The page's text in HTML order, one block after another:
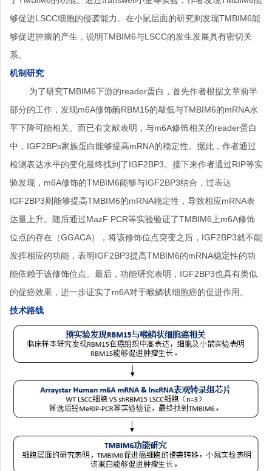
够促进LSCC细胞的侵袭能力。在小鼠层面的研究则发现TMBIM6能
够促进肿瘤的产生，说明TMBIM6与LSCC的发生发展具有密切关
系。
机制研究
为了研究TMBIM6下游的reader蛋白，首先作者根据文章前半
部分的工作，发现m6A修饰酶RBM15的敲低与TMBIM6的mRNA水
平下降可能相关。而已有文献表明，与m6A修饰相关的reader蛋白
中，IGF2BPs家族蛋白能够提高mRNA的稳定性。据此，作者通过
检测表达水平的变化最终找到了IGF2BP3。接下来作者通过RIP等实
验发现，m6A修饰的TMBIM6能够与IGF2BP3结合，过表达
IGF2BP3则能够提高TMBIM6的mRNA稳定性，导致相应mRNA表
达量上升。随后通过MazF PCR等实验验证了TMBIM6上m6A修饰
位点的存在（GGACA），将该修饰位点突变之后，IGF2BP3就不能
发挥相应的功能，表明IGF2BP3提高TMBIM6的mRNA稳定性的功
能依赖于该修饰位点。最后，功能研究表明，IGF2BP3也具有类似
的促癌效果，进一步证实了m6A对于喉鳞状细胞癌的促进作用。
技术路线